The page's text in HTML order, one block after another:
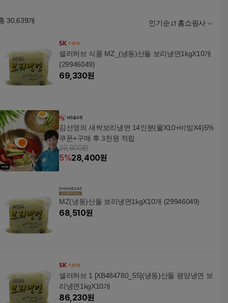
30,639개 인기순 홈쇼핑사
셀러허브 식품 MZ_(냉동)산돌 보리냉면1kgX10개
(29946049)
69,330원
김선영의 새싹보리냉면 14인분(물X10+비빔X4)5%
쿠폰+구매 후 3천원 적립
29,900원
5%28,400원
MZ(냉동)산돌 보리냉면1kgX10개 (29946049)
68,510원
셀러허브 1 [XB484780_55](냉동)산돌 평양냉면 보
리냉면1kgX10개
86,230원